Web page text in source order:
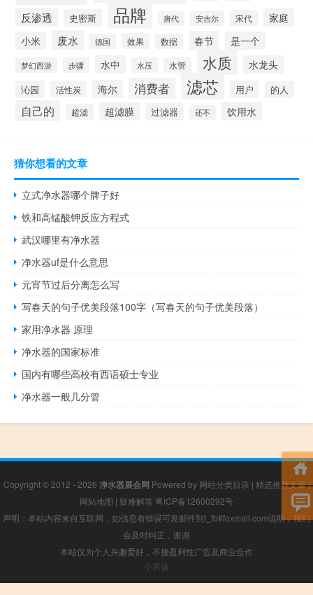
反渗透 史密斯 品牌 唐代 安吉尔 宋代
家庭
小米
废水 德国 效果 数据 春节 是一个
梦幻西游 步骤 水中 水压 水管 水质 水龙头
沁园 活性炭 海尔 消费者 滤芯 用户 的人
自己的 超滤 超滤膜 过滤器 还不 饮用水
猜你想看的文章
立式净水器哪个牌子好
铁和高锰酸钾反应方程式
武汉哪里有净水器
净水器uf是什么意思
元宵节过后分离怎么写
写春天的句子优美段落100字（写春天的句子优美段落）
家用净水器 原理
净水器的国家标准
国内有哪些高校有西语硕士专业
净水器一般几分管
Copyright © 2012 - 2026 净水器展会网 Powered by 网站分类目录 | 精选推荐文章|
网站地图 | 疑难解答 粤ICP备12600292号
声明：本站内容来自互联网，如信息有错误可发邮件到f_fb#foxmail.com说明，我们
会及时纠正，谢谢
本站仅为个人兴趣爱好，不接盈利性广告及商业合作
小男孩